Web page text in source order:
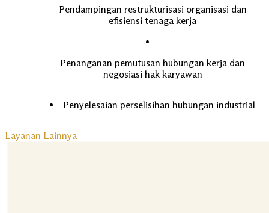
Pendampingan restrukturisasi organisasi dan
efisiensi tenaga kerja
Penanganan pemutusan hubungan kerja dan
negosiasi hak karyawan
Penyelesaian perselisihan hubungan industrial
Layanan Lainnya